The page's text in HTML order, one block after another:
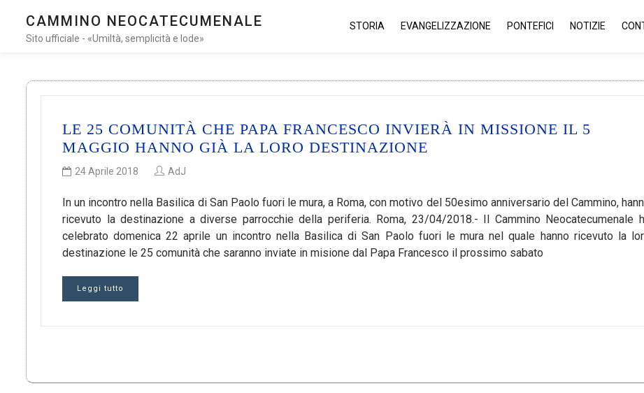
CAMMINO NEOCATECUMENALE
Sito ufficiale - «Umiltà, semplicità e lode»
STORIA EVANGELIZZAZIONE PONTEFICI NOTIZIE
LE 25 COMUNITÀ CHE PAPA FRANCESCO INVIERÀ IN MISSIONE IL 5
MAGGIO HANNO GIÀ LA LORO DESTINAZIONE
24 Aprile 2018 AdJ
In un incontro nella Basilica di San Paolo fuori le mura, a Roma, con motivo del 50esimo anniversario del Cammino,
ricevuto la destinazione a diverse parrocchie della periferia. Roma, 23/04/2018.- Il Cammino Neocatecumenale
celebrato domenica 22 aprile un incontro nella Basilica di San Paolo fuori le mura nel quale hanno ricevuto la
destinazione le 25 comunità che saranno inviate in misione dal Papa Francesco il prossimo sabato
Leggi tutto